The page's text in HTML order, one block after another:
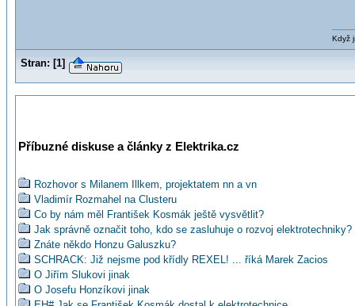
Když
Stran: [1]
Příbuzné diskuse a články z Elektrika.cz
Rozhovor s Milanem Illkem, projektatem nn a vn
Vladimír Rozmahel na Clusteru
Co by nám měl František Kosmák ještě vysvětlit?
Jak správně označit toho, kdo se zasluhuje o rozvoj elektrotechniky?
Znáte někdo Honzu Galuszku?
SCHRACK: Již nejsme pod křídly REXEL! ... říká Marek Zacios
O Jiřím Slukovi jinak
O Josefu Honzíkovi jinak